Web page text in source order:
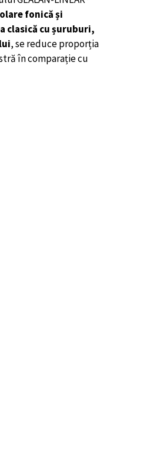
fonică și
clasică cu șuruburi,
, se reduce proporția
în comparație cu